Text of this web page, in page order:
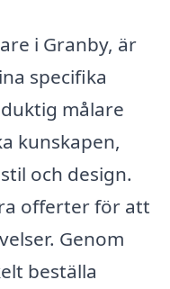
i Granby, är
specifika
målare
kunskapen,
och design.
offerter för att
Genom
beställa